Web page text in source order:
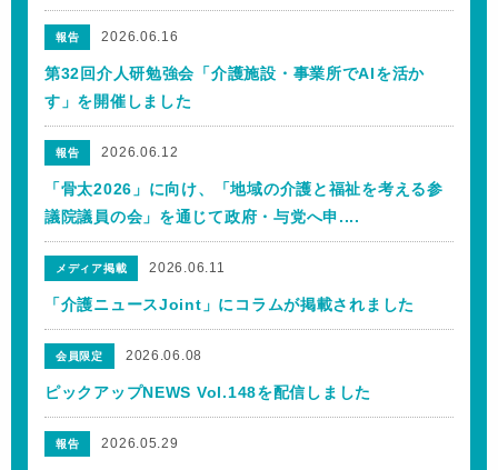
報告 2026.06.16
第32回介人研勉強会「介護施設・事業所でAIを活か
す」を開催しました
報告 2026.06.12
「骨太2026」に向け、「地域の介護と福祉を考える参
議院議員の会」を通じて政府・与党へ申....
メディア掲載 2026.06.11
「介護ニュースJoint」にコラムが掲載されました
会員限定 2026.06.08
ピックアップNEWS Vol.148を配信しました
報告 2026.05.29